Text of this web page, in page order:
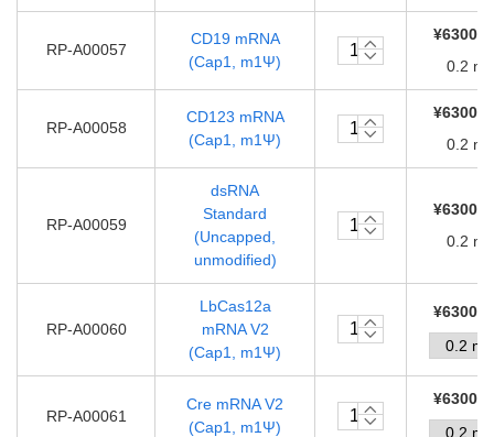
RP-A00057
CD19 mRNA
(Cap1, m1Ψ)
0.2 mg
RP-A00058
CD123 mRNA
(Cap1, m1Ψ)
0.2 mg
RP-A00059
dsRNA
Standard
(Uncapped,
unmodified)
0.2 mg
RP-A00060
LbCas12a
mRNA V2
(Cap1, m1Ψ)
RP-A00061
Cre mRNA V2
(Cap1, m1Ψ)